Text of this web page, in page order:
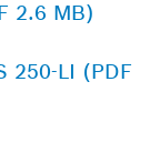
2.6 MB)
250-LI (PDF